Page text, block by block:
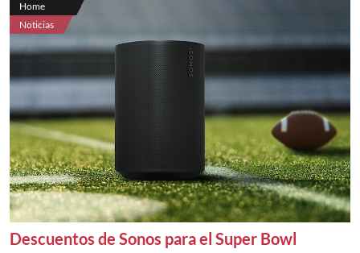
Home
Noticias
Descuentos de Sonos para el Super Bowl